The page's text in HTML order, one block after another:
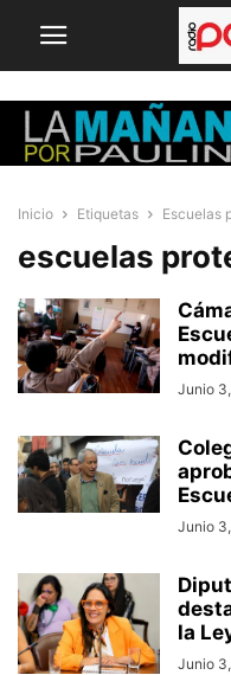
Inicio Etiquetas Escuelas
escuelas
Junio
Junio
la
Junio